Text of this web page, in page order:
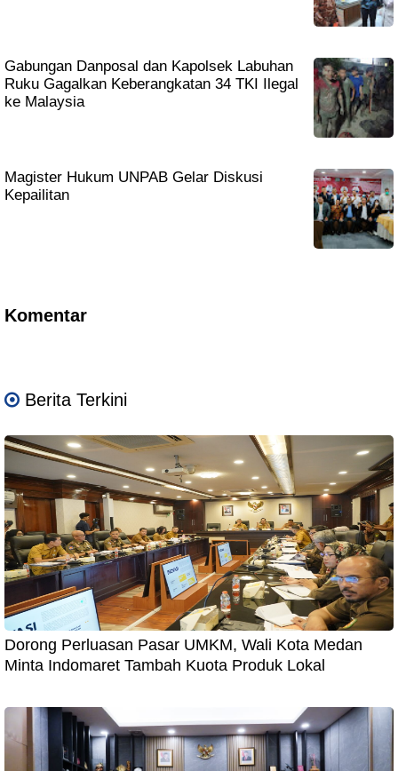
Gabungan Danposal dan Kapolsek Labuhan
Ruku Gagalkan Keberangkatan 34 TKI Ilegal
ke Malaysia
Magister Hukum UNPAB Gelar Diskusi
Kepailitan
Komentar
Berita Terkini
Dorong Perluasan Pasar UMKM, Wali Kota Medan
Minta Indomaret Tambah Kuota Produk Lokal